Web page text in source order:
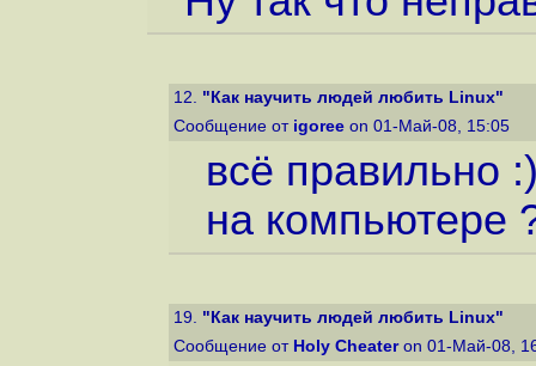
12. "Как научить людей любить Linux"
Сообщение от igoree on 01-Май-08, 15:05
всё правильно
на компьютере
19. "Как научить людей любить Linux"
Сообщение от Holy Cheateron 01-Май-08,